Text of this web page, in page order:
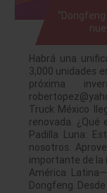
Habrá una
3,000 unidades
próxima
Truck México
renovada. ¿Qué
Padilla Luna:
nosotros.
importante de la
América
Dongfeng.